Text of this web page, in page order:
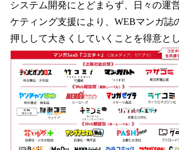
システム開発にとどまらず、日々の運
ケティング支援により、WEBマンガ誌
押しして大きくしていくことを得意と